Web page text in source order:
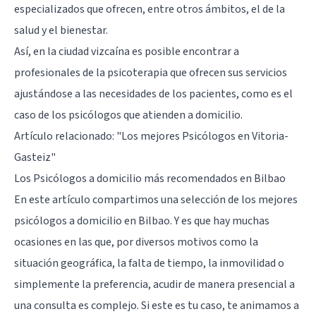
especializados que ofrecen, entre otros ámbitos, el de la
salud y el bienestar.
Así, en la ciudad vizcaína es posible encontrar a
profesionales de la psicoterapia que ofrecen sus servicios
ajustándose a las necesidades de los pacientes, como es el
caso de los psicólogos que atienden a domicilio.
Artículo relacionado: "Los mejores Psicólogos en Vitoria-
Gasteiz"
Los Psicólogos a domicilio más recomendados en Bilbao
En este artículo compartimos una selección de los mejores
psicólogos a domicilio en Bilbao. Y es que hay muchas
ocasiones en las que, por diversos motivos como la
situación geográfica, la falta de tiempo, la inmovilidad o
simplemente la preferencia, acudir de manera presencial a
una consulta es complejo. Si este es tu caso, te animamos a